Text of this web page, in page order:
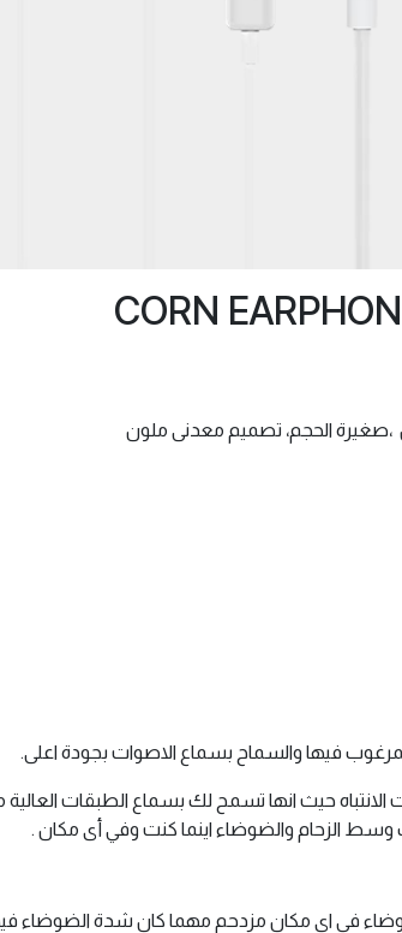
الحجم، تصميم معدنى ملون
فيها والسماح بسماع الاصوات بجودة اعلى.
حيث انها تسمح لك بسماع الطبقات
الزحام والضوضاء اينما كنت وفي أى مكان .
فى اى مكان مزدحم مهما كان شدة الضوضاء